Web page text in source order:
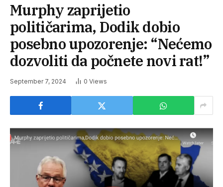
Murphy zaprijetio
političarima, Dodik dobio
posebno upozorenje: “Nećemo
dozvoliti da počnete novi rat!”
September 7, 2024 0 Views